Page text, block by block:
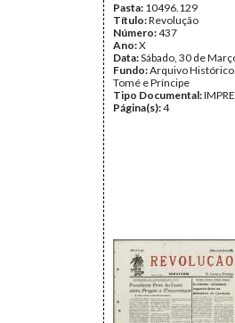
Pasta: 10496.129
Título:Revolução
Número:437
Ano:X
Data:Sábado, 30 de
Fundo:Arquivo Histórico
Tomé e Príncipe
Tipo Documental:
Página(s):4